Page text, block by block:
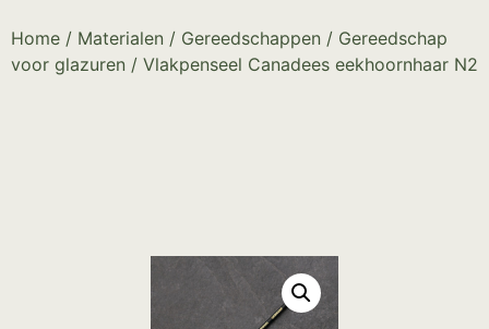
Home / Materialen / Gereedschappen / Gereedschap
voor glazuren / Vlakpenseel Canadees eekhoornhaar N2